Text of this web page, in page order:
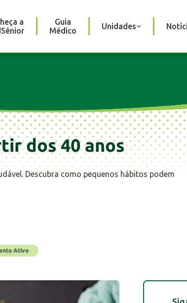
a
Guia
Médico
Unidades
dos 40 anos
Descubra como pequenos hábitos podem
Ativo